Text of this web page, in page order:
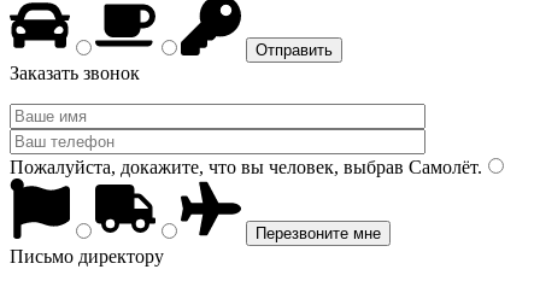
Заказать звонок
Пожалуйста, докажите, что вы человек, выбрав Самолёт.
Письмо директору